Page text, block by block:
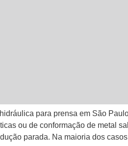
para prensa em São
ou de conformação de metal
parada. Na maioria dos